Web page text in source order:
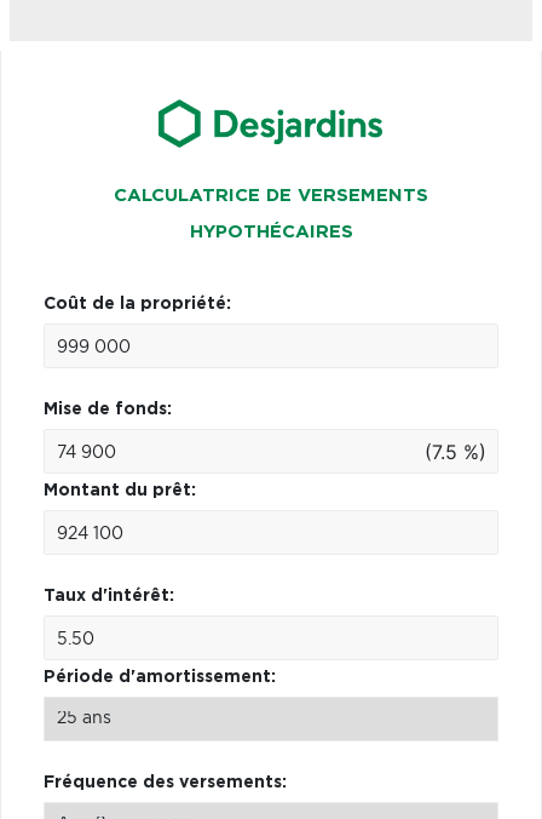
CALCULATRICE DE VERSEMENTS
HYPOTHÉCAIRES
Coût de la propriété:
Mise de fonds:
(7.5 %)
Montant du prêt:
Taux d'intérêt:
Période d'amortissement:
Fréquence des versements: